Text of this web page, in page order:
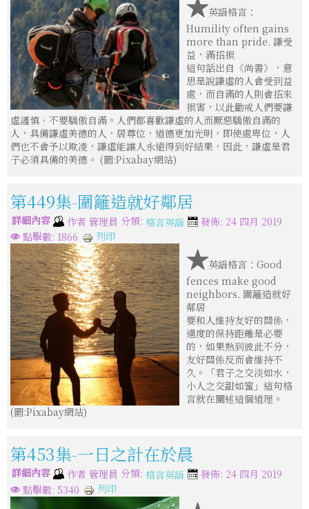
★英語格言：
Humility often gains
more than pride. 謙受
益，滿招損
這句話出自《尚書》，意
思是說謙虛的人會受到益
處，而自滿的人則會招來
損害，以此勸戒人們要謙
虛謹慎、不要驕傲自滿。人們都喜歡謙虛的人而厭惡驕傲自滿的
人，具備謙虛美德的人，居尊位，道德更加光明，即使處卑位，人
們也不會予以欺凌，謙虛能讓人永遠得到好結果，因此，謙虛是君
子必須具備的美德。 (圖:Pixabay網站)
第449集-圍籬造就好鄰居
詳細內容 作者 管理員 分類: 格言英語
發佈: 24 四月 2019
點擊數: 1866
列印
★英語格言：Good
fences make good
neighbors. 圍籬造就好
鄰居
要和人維持友好的關係，
適度的保持距離是必要
的，如果熟到彼此不分，
友好關係反而會維持不
久。「君子之交淡如水，
小人之交甜如蜜」這句格
言就在闡述這個道理。
(圖:Pixabay網站)
第453集-一日之計在於晨
詳細內容 作者 管理員 分類: 格言英語
發佈: 24 四月 2019
點擊數: 5340
列印